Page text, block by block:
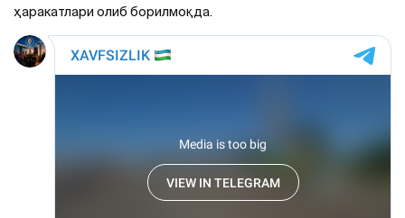
ҳаракатлари олиб борилмоқда.